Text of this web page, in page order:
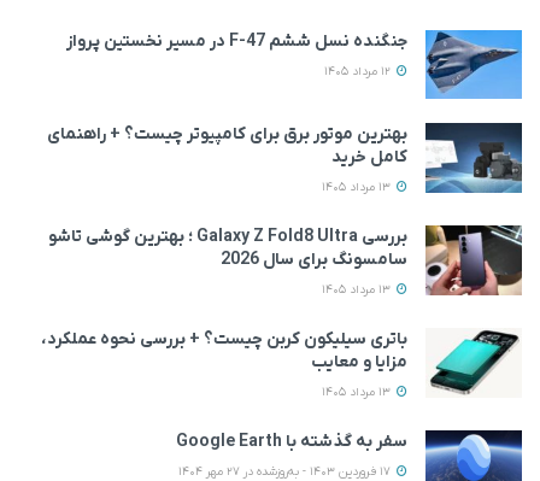
جنگنده نسل ششم F-47 در مسیر نخستین پرواز
بهترین موتور برق برای کامپیوتر چیست؟ + راهنمای
کامل خرید
بررسی Galaxy Z Fold8 Ultra ؛ بهترین گوشی تاشو
سامسونگ برای سال 2026
باتری سیلیکون کربن چیست؟ + بررسی نحوه عملکرد،
مزایا و معایب
سفر به گذشته با Google Earth